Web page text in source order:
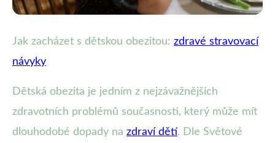
Jak bojovat s dětskou obezitou:
Klíčem jsou zdravé stravovací
návyky
2. 7. 2025· 3 min čtení · Autor: Klára Veselá
Jak zacházet s dětskou obezitou: zdravé stravovací
návyky
Dětská obezita je jedním z nejzávažnějších
zdravotních problémů současnosti, který může mít
dlouhodobé dopady na zdraví dětí. Dle Světové